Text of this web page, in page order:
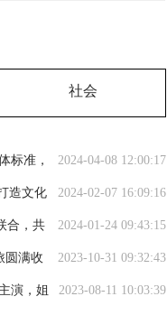
社会
2024-04-08 12:00:17
标准，
2024-02-07 16:09:16
造文化
2024-01-24 09:43:15
合，共
2023-10-31 09:32:43
圆满收
2023-08-11 10:03:39
演，姐